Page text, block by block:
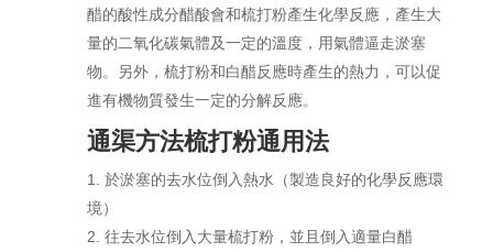
醋的酸性成分醋酸會和梳打粉產生化學反應，產生大
量的二氧化碳氣體及一定的溫度，用氣體逼走淤塞
物。另外，梳打粉和白醋反應時產生的熱力，可以促
進有機物質發生一定的分解反應。
通渠方法梳打粉通用法
於淤塞的去水位倒入熱水（製造良好的化學反應環
境）
往去水位倒入大量梳打粉，並且倒入適量白醋